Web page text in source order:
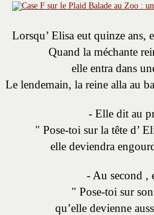
Lorsqu’ Elisa eut quinze ans,
Quand la méchante
elle entra dans
Le lendemain, la reine alla au
- Elle dit au
" Pose-toi sur la tête d’
elle deviendra
- Au second ,
" Pose-toi sur
qu’elle devienne